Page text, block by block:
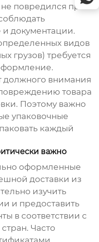
не повредился при
документации.
видов
грузов) требуется
должного внимания
товара
Поэтому важно
упаковочные
каждый
важно
оформленные
доставки из
изучить
и предоставить
в соответствии с
Часто